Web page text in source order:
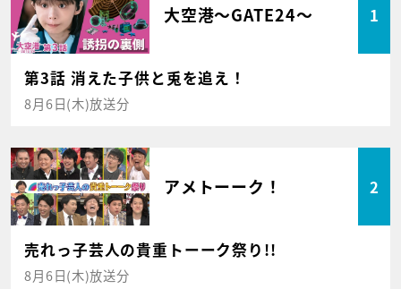
大空港～GATE24～ 1
第3話 消えた子供と兎を追え！
8月6日(木)放送分
アメトーーク！ 2
売れっ子芸人の貴重トーーク祭り!!
8月6日(木)放送分